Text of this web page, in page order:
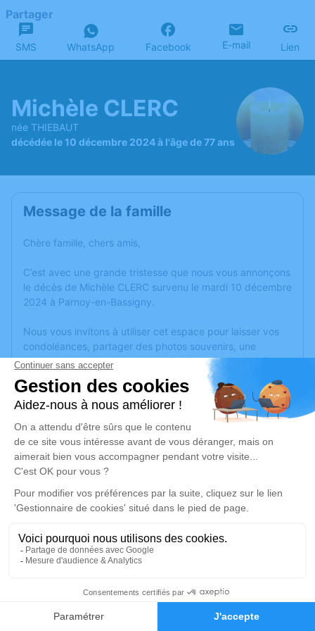
Faire-part Hommages
Partager
SMS WhatsApp Facebook E-mail Lien
Michèle CLERC
née THIEBAUT
décédée le 10 décembre 2024 à l'âge de 77 ans
Message de la famille
Chère famille, chers amis,
C’est avec une grande tristesse que nous vous annonçons
le décès de Michèle CLERC survenu le mardi 10 décembre
2024 à Parnoy-en-Bassigny.
Nous vous invitons à utiliser cet espace pour laisser vos
condoléances, partager des photos souvenirs, une
anecdote ou exprimer vos pensées à travers des poèmes
ou des textes. Cet endroit est un lieu d'expression dédié à
honorer la mémoire de Michèle CLERC.
Je rends hommage
Cérémonie religieuse
samedi 14 décembre 2024 à 10h00
Eglise de Parnot de Parnoy-en-Bassigny
Déroulé des obsèques